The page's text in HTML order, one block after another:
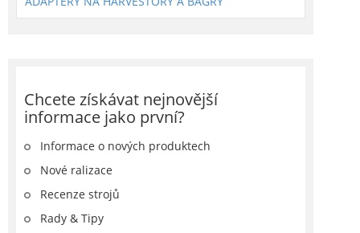
Chcete získávat nejnovější
informace jako první?
Informace o nových produktech
Nové ralizace
Recenze strojů
Rady & Tipy